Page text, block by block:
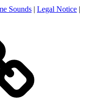
Sounds | Legal Notice |